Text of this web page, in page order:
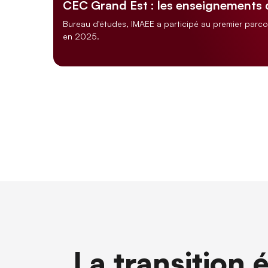
CEC Grand Est : les enseignements
Bureau d'études, IMAEE a participé au premier
en 2025.